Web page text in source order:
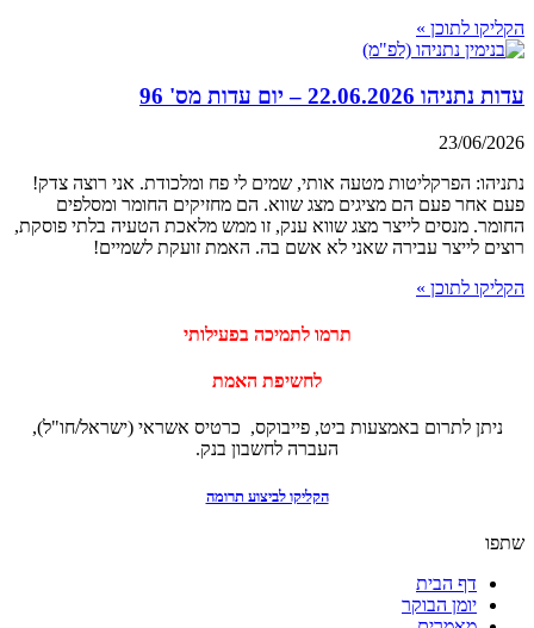
הקליקו לתוכן »
עדות נתניהו 22.06.2026 – יום עדות מס' 96
23/06/2026
נתניהו: הפרקליטות מטעה אותי, שמים לי פח ומלכודת. אני רוצה צדק!
פעם אחר פעם הם מציגים מצג שווא. הם מחזיקים החומר ומסלפים
החומר. מנסים לייצר מצג שווא ענק, זו ממש מלאכת הטעיה בלתי פוסקת,
רוצים לייצר עבירה שאני לא אשם בה. האמת זועקת לשמיים!
הקליקו לתוכן »
‏תרמו לתמיכה בפעילותי
לחשיפת האמת
ניתן לתרום באמצעות ביט, פייבוקס, כרטיס אשראי (ישראל/חו"ל),
העברה לחשבון בנק.
הקליקו לביצוע תרומה
שתפו
דף הבית
יומן הבוקר